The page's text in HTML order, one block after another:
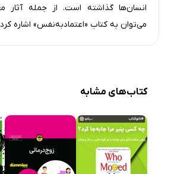
انسان‌ها گذاشته است. از جمله
می‌توان به کتاب «اعتمادبه‌نفس» اشاره
کتاب‌های مشابه